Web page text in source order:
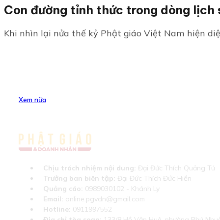
Con đường tỉnh thức trong dòng lịch
Khi nhìn lại nửa thế kỷ Phật giáo Việt Nam hiện
Xem nữa
Chịu trách nhiệm nội dung: Đại Đức Thích Quảng Tú
Trưởng ban biên tập: Đại Đức Thích Đức Hiển
Quảng cáo: 0989030102 - Khánh Ly
Email: online.pgvdn@gmail.com
Hotline: 0911997552